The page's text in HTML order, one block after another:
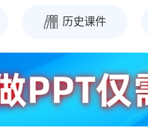
历史课件